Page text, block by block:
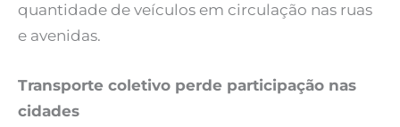
quantidade de veículos em circulação nas ruas
e avenidas.
Transporte coletivo perde participação nas
cidades